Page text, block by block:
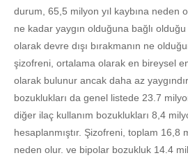
durum, 65,5 milyon yıl kaybına neden
ne kadar yaygın olduğuna bağlı
olarak devre dışı bırakmanın ne
şizofreni, ortalama olarak en bireysel
olarak bulunur ancak daha az
bozuklukları da genel listede 23.7
diğer ilaç kullanım bozuklukları 8,4
hesaplanmıştır. Şizofreni, toplam 16,8
neden olur. ve bipolar bozukluk 14.4